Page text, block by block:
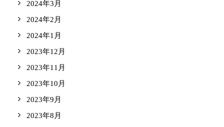
2024年3月
2024年2月
2024年1月
2023年12月
2023年11月
2023年10月
2023年9月
2023年8月